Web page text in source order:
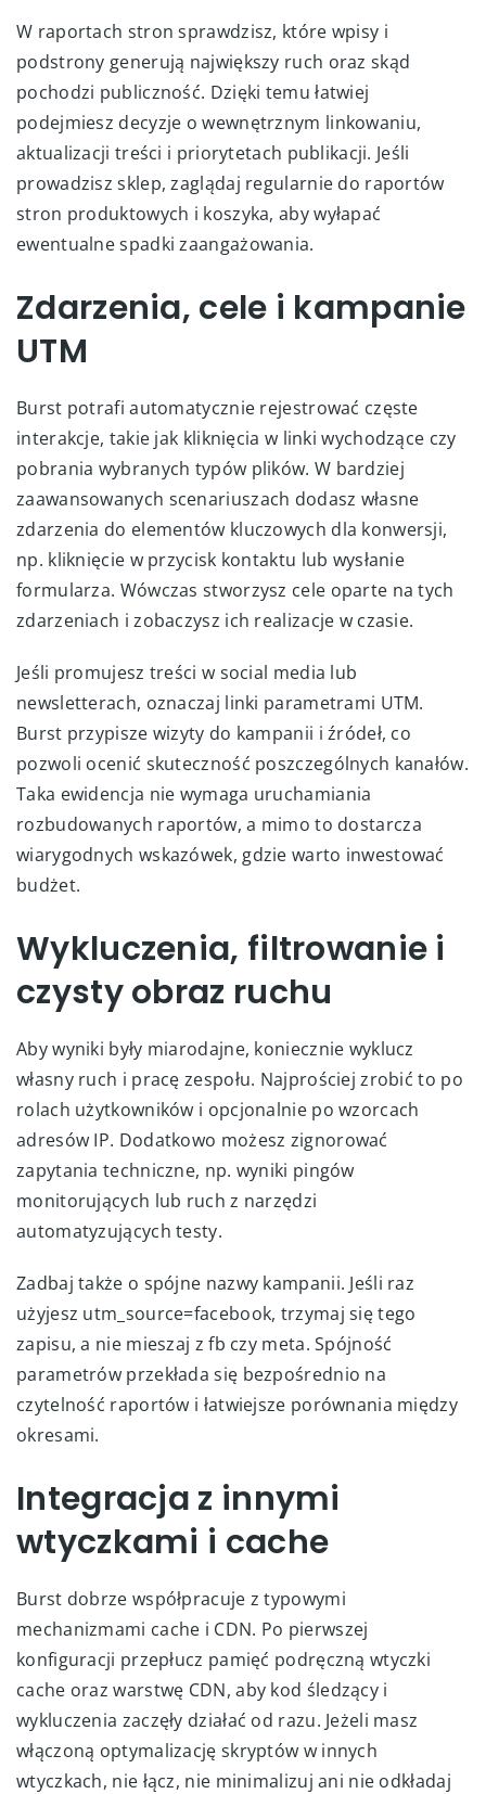
W raportach stron sprawdzisz, które wpisy i
podstrony generują największy ruch oraz skąd
pochodzi publiczność. Dzięki temu łatwiej
podejmiesz decyzje o wewnętrznym linkowaniu,
aktualizacji treści i priorytetach publikacji. Jeśli
prowadzisz sklep, zaglądaj regularnie do raportów
stron produktowych i koszyka, aby wyłapać
ewentualne spadki zaangażowania.
Zdarzenia, cele i kampanie
UTM
Burst potrafi automatycznie rejestrować częste
interakcje, takie jak kliknięcia w linki wychodzące czy
pobrania wybranych typów plików. W bardziej
zaawansowanych scenariuszach dodasz własne
zdarzenia do elementów kluczowych dla konwersji,
np. kliknięcie w przycisk kontaktu lub wysłanie
formularza. Wówczas stworzysz cele oparte na tych
zdarzeniach i zobaczysz ich realizacje w czasie.
Jeśli promujesz treści w social media lub
newsletterach, oznaczaj linki parametrami UTM.
Burst przypisze wizyty do kampanii i źródeł, co
pozwoli ocenić skuteczność poszczególnych kanałów.
Taka ewidencja nie wymaga uruchamiania
rozbudowanych raportów, a mimo to dostarcza
wiarygodnych wskazówek, gdzie warto inwestować
budżet.
Wykluczenia, filtrowanie i
czysty obraz ruchu
Aby wyniki były miarodajne, koniecznie wyklucz
własny ruch i pracę zespołu. Najprościej zrobić to po
rolach użytkowników i opcjonalnie po wzorcach
adresów IP. Dodatkowo możesz zignorować
zapytania techniczne, np. wyniki pingów
monitorujących lub ruch z narzędzi
automatyzujących testy.
Zadbaj także o spójne nazwy kampanii. Jeśli raz
użyjesz utm_source=facebook, trzymaj się tego
zapisu, a nie mieszaj z fb czy meta. Spójność
parametrów przekłada się bezpośrednio na
czytelność raportów i łatwiejsze porównania między
okresami.
Integracja z innymi
wtyczkami i cache
Burst dobrze współpracuje z typowymi
mechanizmami cache i CDN. Po pierwszej
konfiguracji przepłucz pamięć podręczną wtyczki
cache oraz warstwę CDN, aby kod śledzący i
wykluczenia zaczęły działać od razu. Jeżeli masz
włączoną optymalizację skryptów w innych
wtyczkach, nie łącz, nie minimalizuj ani nie odkładaj